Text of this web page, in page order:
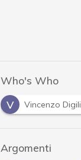
Who's Who
V
Vincenzo
Argomenti